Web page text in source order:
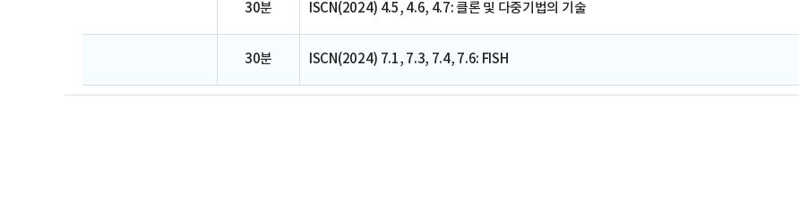
30분 ISCN(2024) 4.5, 4.6, 4.7: 클론 및 다중기법의 기술
30분 ISCN(2024) 7.1, 7.3, 7.4, 7.6: FISH